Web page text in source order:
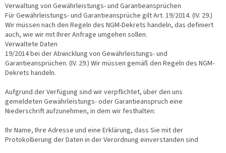
Verwaltung von Gewährleistungs- und Garantieansprüchen
Für Gewährleistungs- und Garantieansprüche gilt Art. 19/2014. (IV. 29.)
Wir müssen nach den Regeln des NGM-Dekrets handeln, das definiert
auch, wie wir mit Ihrer Anfrage umgehen sollen.
Verwaltete Daten
19/2014 bei der Abwicklung von Gewährleistungs- und
Garantieansprüchen. (IV. 29.) Wir müssen gemäß den Regeln des NGM-
Dekrets handeln.
Aufgrund der Verfügung sind wir verpflichtet, über den uns
gemeldeten Gewährleistungs- oder Garantieanspruch eine
Niederschrift aufzunehmen, in dem wir festhalten:
Ihr Name, Ihre Adresse und eine Erklärung, dass Sie mit der
Protokollierung der Daten in der Verordnung einverstanden sind